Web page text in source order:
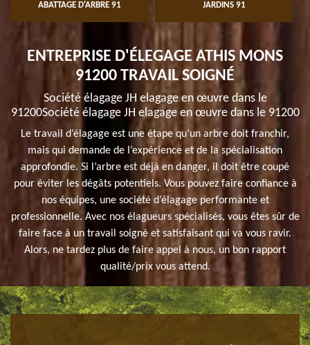
ABATTAGE D'ARBRE 91
JARDINS 91
ENTREPRISE D'ÉLEGAGE ATHIS MONS
91200 TRAVAIL SOIGNÉ
Société élagage JH elagage en œuvre dans le
91200Société élagage JH elagage en œuvre dans le 91200
Le travail d’élagage est une étape qu’un arbre doit franchir,
mais qui demande de l’expérience et de la spécialisation
approfondie. Si l’arbre est déjà en danger, il doit être coupé
pour éviter les dégâts potentiels. Vous pouvez faire confiance à
nos équipes, une société d’élagage performante et
professionnelle. Avec nos élagueurs spécialisés, vous êtes sûr de
faire face à un travail soigné et satisfaisant qui va vous ravir.
Alors, ne tardez plus de faire appel à nous, un bon rapport
qualité/prix vous attend.